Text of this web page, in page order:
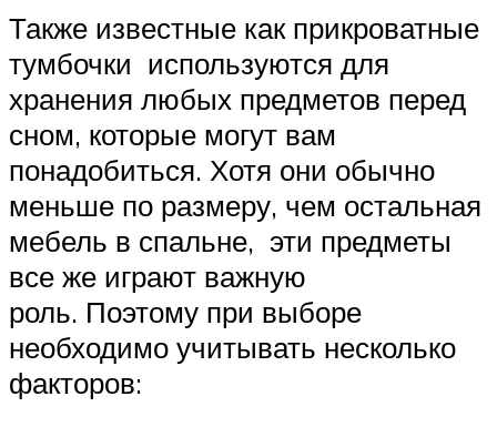
Также известные как прикроватные
тумбочки используются для
хранения любых предметов перед
сном, которые могут вам
понадобиться. Хотя они обычно
меньше по размеру, чем остальная
мебель в спальне, эти предметы
все же играют важную
роль. Поэтому при выборе
необходимо учитывать несколько
факторов: